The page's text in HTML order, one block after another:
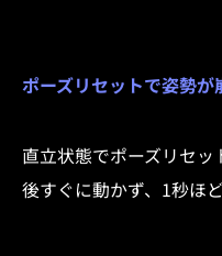
ポーズリセットで姿勢が
直立状態でポーズリセ
後すぐに動かず、1秒ほ